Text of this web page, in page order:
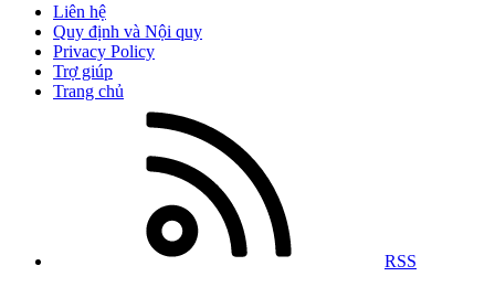
Liên hệ
Quy định và Nội quy
Privacy Policy
Trợ giúp
Trang chủ
RSS